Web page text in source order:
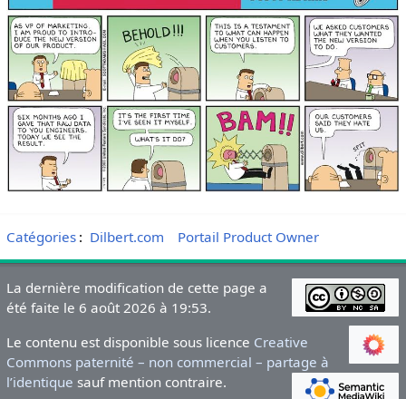
Catégories: Dilbert.com Portail Product Owner
La dernière modification de cette page a
été faite le 6 août 2026 à 19:53.
Le contenu est disponible sous licence Creative
Commons paternité – non commercial – partage à
l’identique sauf mention contraire.